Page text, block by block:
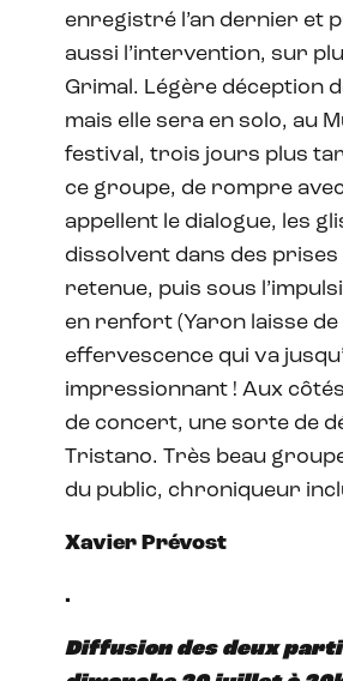
enregistré l’an dernier et
aussi l’intervention, sur
Grimal. Légère déception
mais elle sera en solo, au
festival, trois jours plus
ce groupe, de rompre
appellent le dialogue, les
dissolvent dans des
retenue, puis sous
en renfort (Yaron laisse de
effervescence qui va
impressionnant ! Aux
de concert, une sorte de
Tristano. Très beau
du public, chroniqueur
Xavier Prévost
.
Diffusion des deux